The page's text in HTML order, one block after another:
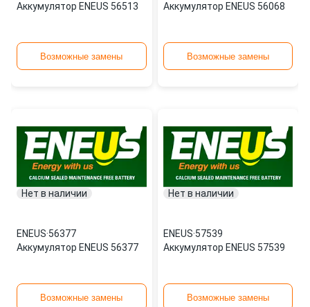
Аккумулятор ENEUS 56513
Возможные замены
Аккумулятор ENEUS 56068
Возможные замены
Нет в наличии
ENEUS·56377
Аккумулятор ENEUS 56377
Возможные замены
Нет в наличии
ENEUS·57539
Аккумулятор ENEUS 57539
Возможные замены